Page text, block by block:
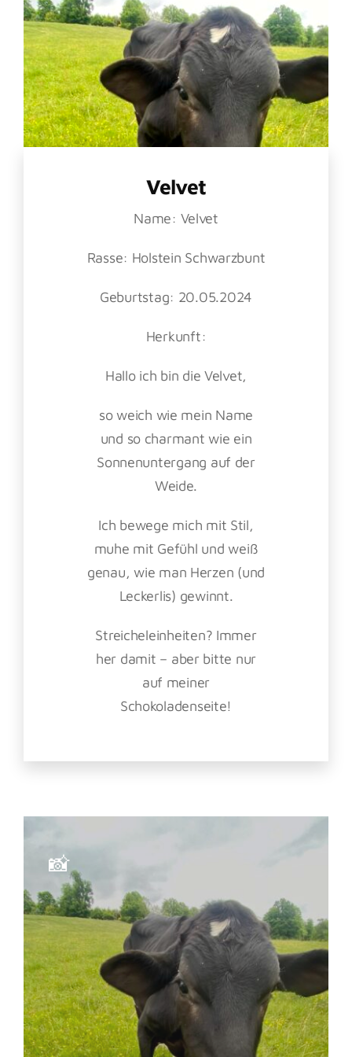
KONTAKT
Velvet
Name: Velvet
Rasse: Holstein Schwarzbunt
Geburtstag: 20.05.2024
Herkunft:
Hallo ich bin die Velvet,
so weich wie mein Name
und so charmant wie ein
Sonnenuntergang auf der
Weide.
Ich bewege mich mit Stil,
muhe mit Gefühl und weiß
genau, wie man Herzen (und
Leckerlis) gewinnt.
Streicheleinheiten? Immer
her damit – aber bitte nur
auf meiner
Schokoladenseite!
📸